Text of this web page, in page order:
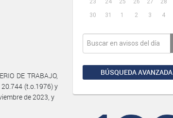
23
24 25 26 27 28
30
31 1 2 3 4
BÚSQUEDA AVANZADA
DE TRABAJO,
20.744 (t.o.1976) y
de 2023, y